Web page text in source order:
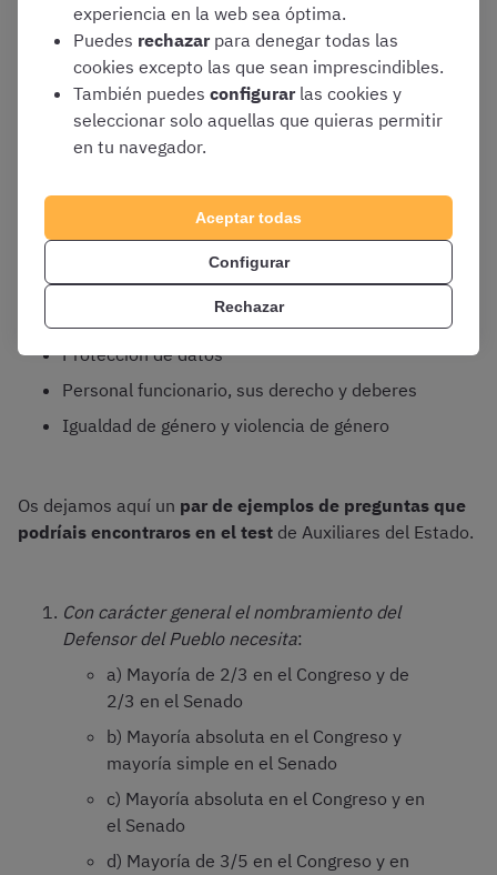
Constitución Española – Aquí os dejamos
unos cuantostrucos para repasar la CE–
Poder Judicial
Gobierno y la Administración General del
gratis sobre la Unión Europea–
Procedimiento Administrativo Común –
Haced gratis un curso de la Ley 39/2015
especial para opositar-
Protección de datos
Personal funcionario, sus derecho y deberes
Igualdad de género y violencia de género
Os dejamos aquí un par de ejemplos de preguntas que
podríais encontraros en el test de Auxiliares del Estado.
Con carácter general el nombramiento del
Defensor del Pueblo necesita:
a) Mayoría de 2/3 en el Congreso y de
2/3 en el Senado
b) Mayoría absoluta en el Congreso y
mayoría simple en el Senado
c) Mayoría absoluta en el Congreso y en
el Senado
d) Mayoría de 3/5 en el Congreso y en
experiencia en la web sea óptima.
Puedes rechazar para denegar todas las
cookies excepto las que sean imprescindibles.
También puedes configurar las cookies y
seleccionar solo aquellas que quieras permitir
en tu navegador.
Aceptar todas
Configurar
Rechazar